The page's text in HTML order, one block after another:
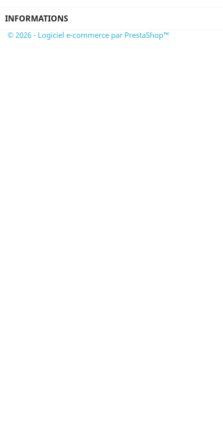
INFORMATIONS
© 2026 - Logiciel e-commerce par PrestaShop™